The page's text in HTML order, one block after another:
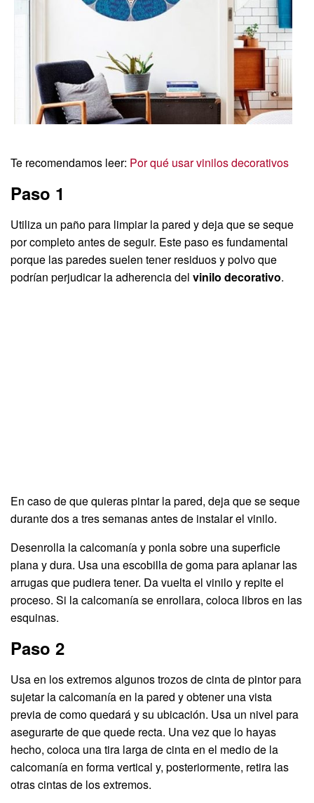
Te recomendamos leer: Por qué usar vinilos decorativos
Paso 1
Utiliza un paño para limpiar la pared y deja que se seque
por completo antes de seguir. Este paso es fundamental
porque las paredes suelen tener residuos y polvo que
podrían perjudicar la adherencia del vinilo decorativo.
En caso de que quieras pintar la pared, deja que se seque
durante dos a tres semanas antes de instalar el vinilo.
Desenrolla la calcomanía y ponla sobre una superficie
plana y dura. Usa una escobilla de goma para aplanar las
arrugas que pudiera tener. Da vuelta el vinilo y repite el
proceso. Si la calcomanía se enrollara, coloca libros en las
esquinas.
Paso 2
Usa en los extremos algunos trozos de cinta de pintor para
sujetar la calcomanía en la pared y obtener una vista
previa de como quedará y su ubicación. Usa un nivel para
asegurarte de que quede recta. Una vez que lo hayas
hecho, coloca una tira larga de cinta en el medio de la
calcomanía en forma vertical y, posteriormente, retira las
otras cintas de los extremos.